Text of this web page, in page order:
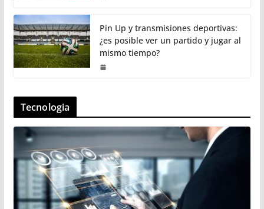
Pin Up y transmisiones deportivas:
¿es posible ver un partido y jugar al
mismo tiempo?
Tecnologia